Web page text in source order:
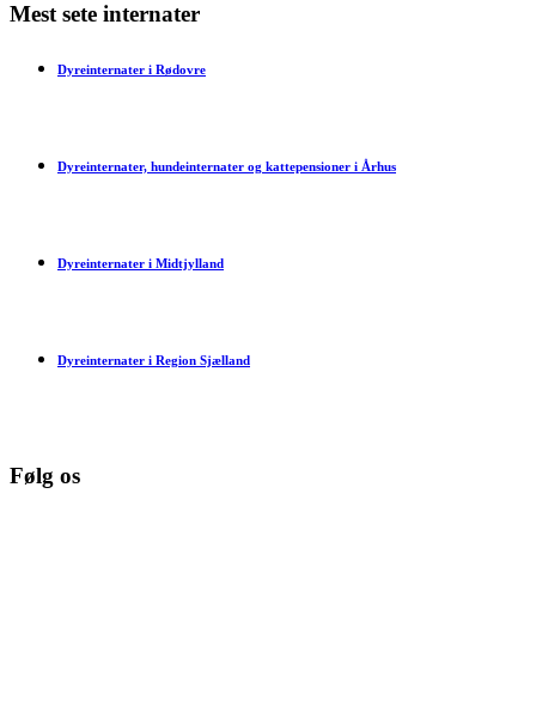
Mest sete internater
Dyreinternater i Rødovre
Dyreinternater, hundeinternater og kattepensioner i Århus
Dyreinternater i Midtjylland
Dyreinternater i Region Sjælland
Følg os